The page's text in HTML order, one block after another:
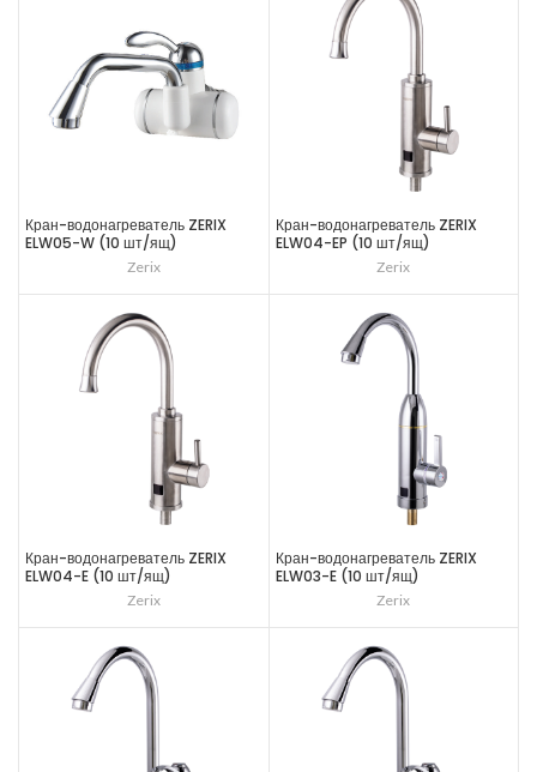
Кран-водонагреватель ZERIX
ELW05-W (10 шт/ящ)
Zerix
Кран-водонагреватель ZERIX
ELW04-EP (10 шт/ящ)
Zerix
Кран-водонагреватель ZERIX
ELW04-E (10 шт/ящ)
Zerix
Кран-водонагреватель ZERIX
ELW03-E (10 шт/ящ)
Zerix